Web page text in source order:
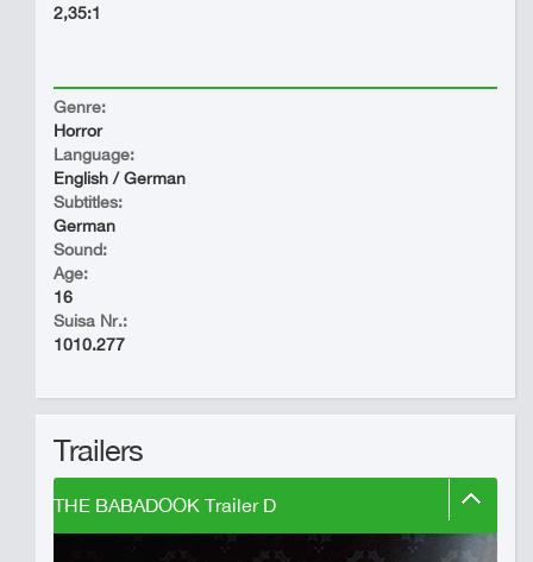
2,35:1
Genre:
Horror
Language:
English / German
Subtitles:
German
Sound:
Age:
16
Suisa Nr.:
1010.277
Trailers
THE BABADOOK Trailer D